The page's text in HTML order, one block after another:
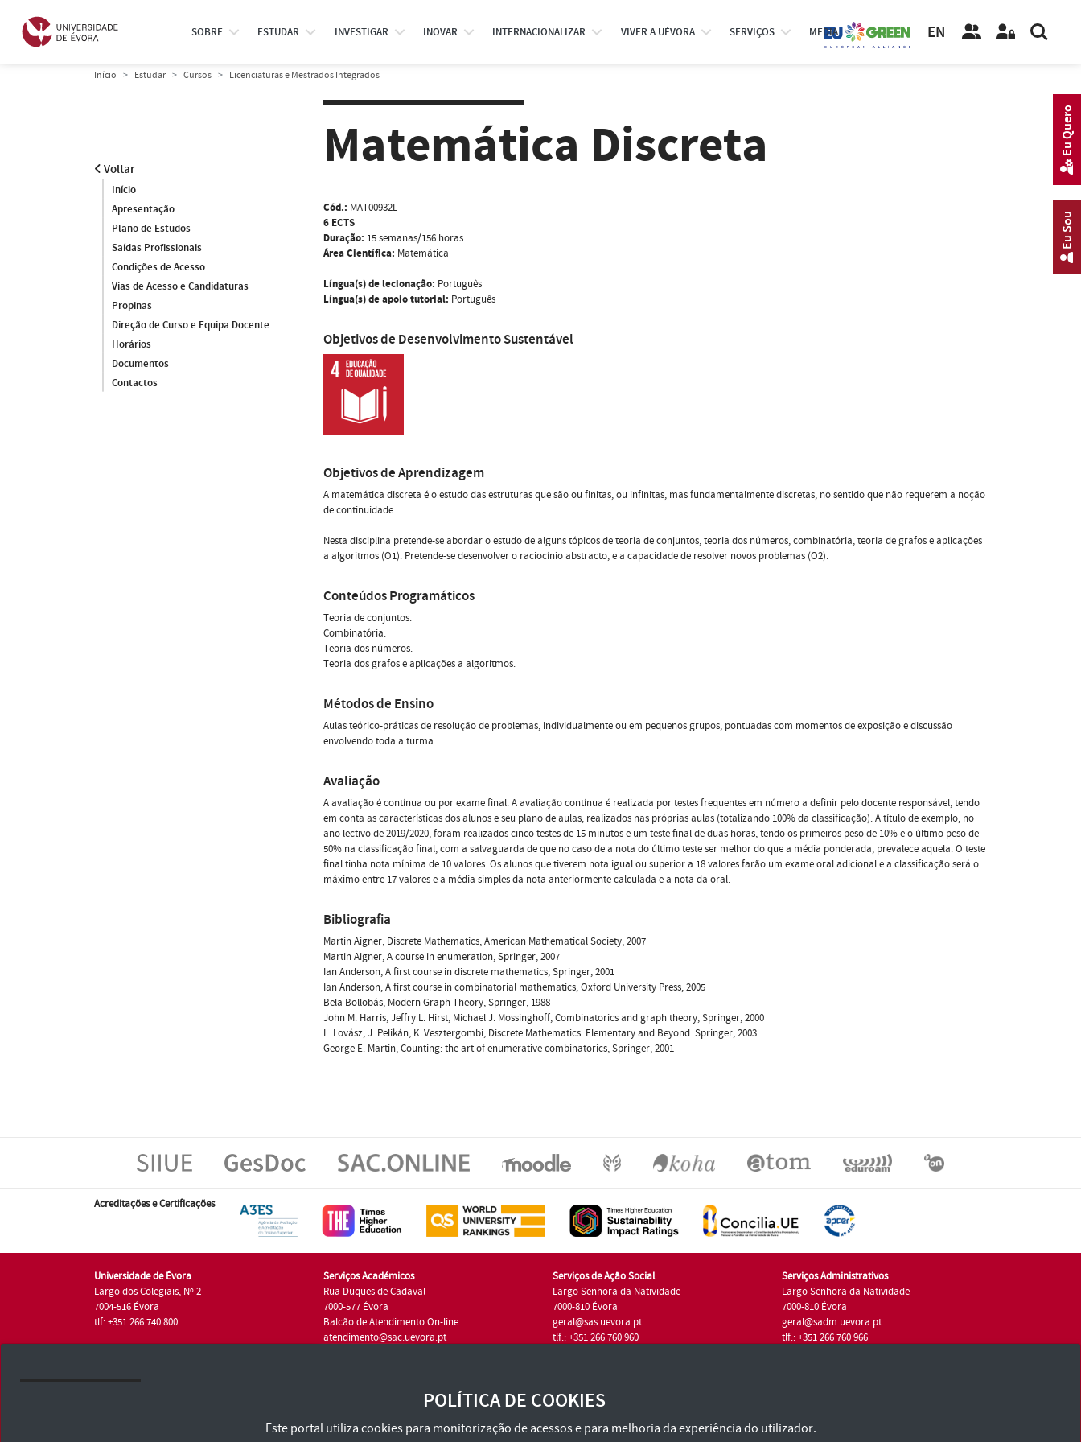
SOBRE ESTUDAR INVESTIGAR INOVAR INTERNACIONALIZAR VIVER A UÉVORA SERVIÇOS MEDIA EN
Início Estudar Cursos Licenciaturas e Mestrados Integrados
Voltar
Início
Apresentação
Plano de Estudos
Saídas Profissionais
Condições de Acesso
Vias de Acesso e Candidaturas
Propinas
Direção de Curso e Equipa Docente
Horários
Documentos
Contactos
Matemática Discreta
Cód.: MAT00932L
6 ECTS
Duração: 15 semanas/156 horas
Área Científica: Matemática
Língua(s) de lecionação: Português
Língua(s) de apoio tutorial: Português
Objetivos de Desenvolvimento Sustentável
Objetivos de Aprendizagem
A matemática discreta é o estudo das estruturas que são ou finitas, ou infinitas, mas fundamentalmente discretas, no sentido que não requerem a noção
de continuidade.
Nesta disciplina pretende-se abordar o estudo de alguns tópicos de teoria de conjuntos, teoria dos números, combinatória, teoria de grafos e aplicações
a algoritmos (O1). Pretende-se desenvolver o raciocínio abstracto, e a capacidade de resolver novos problemas (O2).
Conteúdos Programáticos
Teoria de conjuntos.
Combinatória.
Teoria dos números.
Teoria dos grafos e aplicações a algoritmos.
Métodos de Ensino
Aulas teórico-práticas de resolução de problemas, individualmente ou em pequenos grupos, pontuadas com momentos de exposição e discussão
envolvendo toda a turma.
Avaliação
A avaliação é contínua ou por exame final. A avaliação contínua é realizada por testes frequentes em número a definir pelo docente responsável, tendo
em conta as características dos alunos e seu plano de aulas, realizados nas próprias aulas (totalizando 100% da classificação). A título de exemplo, no
ano lectivo de 2019/2020, foram realizados cinco testes de 15 minutos e um teste final de duas horas, tendo os primeiros peso de 10% e o último peso de
50% na classificação final, com a salvaguarda de que no caso de a nota do último teste ser melhor do que a média ponderada, prevalece aquela. O teste
final tinha nota mínima de 10 valores. Os alunos que tiverem nota igual ou superior a 18 valores farão um exame oral adicional e a classificação será o
máximo entre 17 valores e a média simples da nota anteriormente calculada e a nota da oral.
Bibliografia
Martin Aigner, Discrete Mathematics, American Mathematical Society, 2007
Martin Aigner, A course in enumeration, Springer, 2007
Ian Anderson, A first course in discrete mathematics, Springer, 2001
Ian Anderson, A first course in combinatorial mathematics, Oxford University Press, 2005
Bela Bollobás, Modern Graph Theory, Springer, 1988
John M. Harris, Jeffry L. Hirst, Michael J. Mossinghoff, Combinatorics and graph theory, Springer, 2000
L. Lovász, J. Pelikán, K. Vesztergombi, Discrete Mathematics: Elementary and Beyond. Springer, 2003
George E. Martin, Counting: the art of enumerative combinatorics, Springer, 2001
Acreditações e Certificações
Universidade de Évora
Largo dos Colegiais, Nº 2
7004-516 Évora
tlf: +351 266 740 800
Serviços Académicos
Rua Duques de Cadaval
7000-577 Évora
Balcão de Atendimento On-line
atendimento@sac.uevora.pt
Serviços de Ação Social
Largo Senhora da Natividade
7000-810 Évora
geral@sas.uevora.pt
tlf.: +351 266 760 960
Serviços Administrativos
Largo Senhora da Natividade
7000-810 Évora
geral@sadm.uevora.pt
tlf.: +351 266 760 966
Consulte os Termos e Condições e Política de Privacidade
Eu Sou
Eu Quero
POLÍTICA DE COOKIES
Este portal utiliza cookies para monitorização de acessos e para melhoria da experiência do utilizador.